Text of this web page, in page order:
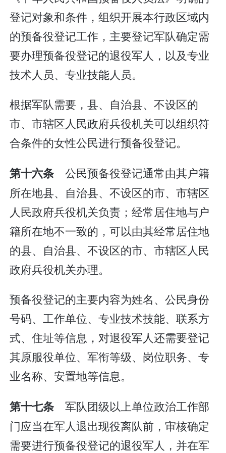
登记对象和条件，组织开展本行政区域内
的预备役登记工作，主要登记军队确定需
要办理预备役登记的退役军人，以及专业
技术人员、专业技能人员。
根据军队需要，县、自治县、不设区的
市、市辖区人民政府兵役机关可以组织符
合条件的女性公民进行预备役登记。
第十六条公民预备役登记通常由其户籍
所在地县、自治县、不设区的市、市辖区
人民政府兵役机关负责；经常居住地与户
籍所在地不一致的，可以由其经常居住地
的县、自治县、不设区的市、市辖区人民
政府兵役机关办理。
预备役登记的主要内容为姓名、公民身份
号码、工作单位、专业技术技能、联系方
式、住址等信息，对退役军人还需要登记
其原服役单位、军衔等级、岗位职务、专
业名称、安置地等信息。
第十七条军队团级以上单位政治工作部
门应当在军人退出现役离队前，审核确定
需要进行预备役登记的退役军人，并在军